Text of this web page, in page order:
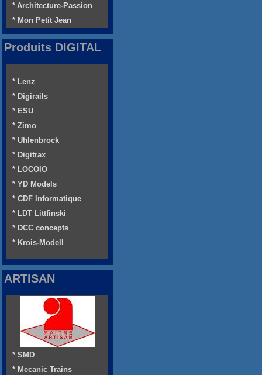
* Architecture-Passion
* Mon Petit Jean
Produits DIGITAL
* Lenz
* Digirails
* ESU
* Zimo
* Uhlenbrock
* Digitrax
* LOCOIO
* YD Models
* CDF Informatique
* LDT Littfinski
* DCC concepts
* Krois-Modell
ARTISAN
* SMD
* Mecanic Trains